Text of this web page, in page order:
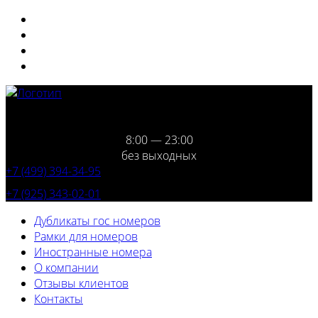
8:00 — 23:00
без выходных
+7 (499) 394-34-95
+7 (925) 343-02-01
Дубликаты гос номеров
Рамки для номеров
Иностранные номера
О компании
Отзывы клиентов
Контакты